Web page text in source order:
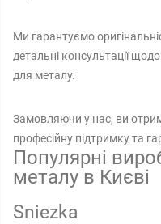
Ми гарантуємо
детальні консультації
для металу.
Замовляючи у нас, ви
професійну підтримку та
Популярні
металу в Києві
Sniezka